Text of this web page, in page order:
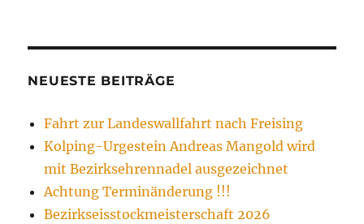
NEUESTE BEITRÄGE
Fahrt zur Landeswallfahrt nach Freising
Kolping-Urgestein Andreas Mangold wird
mit Bezirksehrennadel ausgezeichnet
Achtung Terminänderung !!!
Bezirkseisstockmeisterschaft 2026